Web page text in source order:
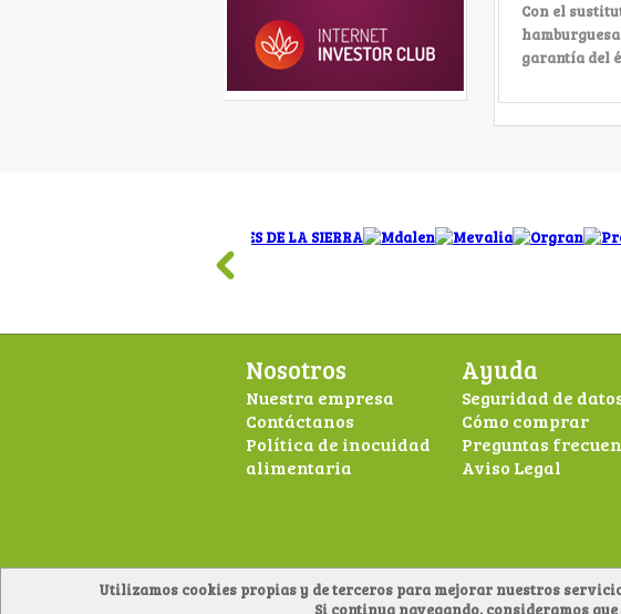
Con el
garantía del
Nosotros
Nuestra empresa
Contáctanos
Política de inocuidad
alimentaria
Ayuda
Seguridad de
Cómo comprar
Preguntas
Aviso Legal
Utilizamos cookies propias y de terceros para mejorar nuestros
Si continua navegando, consideramos